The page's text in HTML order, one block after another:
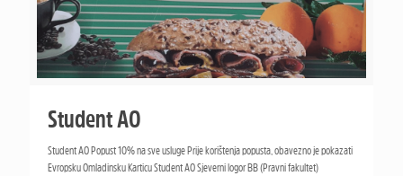
Student AO
Student AO Popust 10% na sve usluge Prije korištenja popusta, obavezno je pokazati
Evropsku Omladinsku Karticu Student AO Sjeverni logor BB (Pravni fakultet)